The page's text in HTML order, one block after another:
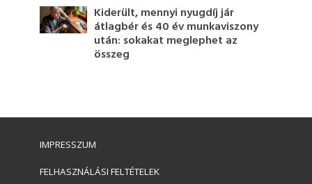
Kiderült, mennyi nyugdíj jár
átlagbér és 40 év munkaviszony
után: sokakat meglephet az
összeg
IMPRESSZUM
FELHASZNÁLÁSI FELTÉTELEK